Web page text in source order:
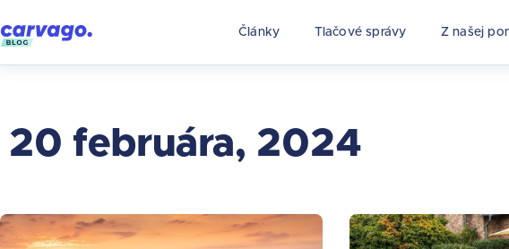
Články Tlačové správy Z našej
20 februára, 2024